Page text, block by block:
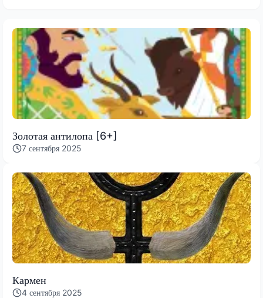
Золотая антилопа [6+]
7 сентября 2025
Кармен
4 сентября 2025